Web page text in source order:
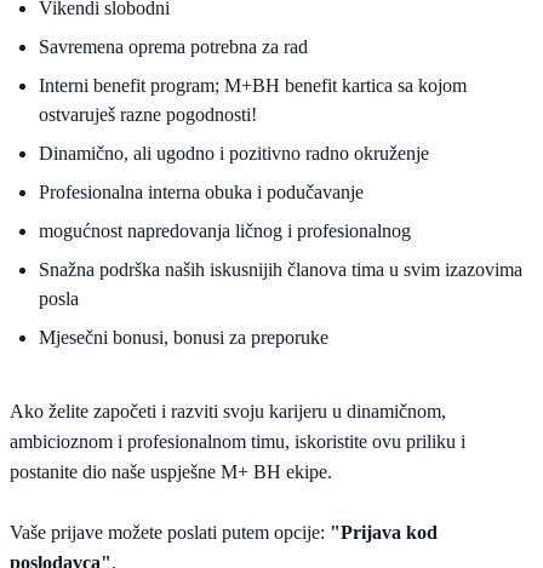
Vikendi slobodni
Savremena oprema potrebna za rad
Interni benefit program; M+BH benefit kartica sa kojom
ostvaruješ razne pogodnosti!
Dinamično, ali ugodno i pozitivno radno okruženje
Profesionalna interna obuka i podučavanje
mogućnost napredovanja ličnog i profesionalnog
Snažna podrška naših iskusnijih članova tima u svim izazovima
posla
Mjesečni bonusi, bonusi za preporuke
Ako želite započeti i razviti svoju karijeru u dinamičnom,
ambicioznom i profesionalnom timu, iskoristite ovu priliku i
postanite dio naše uspješne M+ BH ekipe.
Vaše prijave možete poslati putem opcije: "Prijava kod
poslodavca".